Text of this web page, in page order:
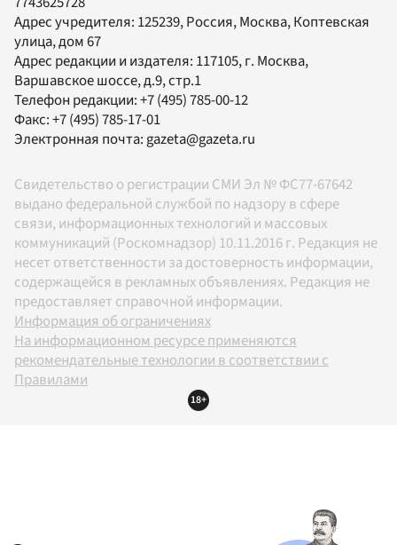
Адрес учредителя: 125239, Россия, Москва, Коптевская
улица, дом 67
Адрес редакции и издателя: 117105, г. Москва,
Варшавское шоссе, д.9, стр.1
Телефон редакции:+7 (495) 785-00-12
Факс:+7 (495) 785-17-01
Электронная почта: gazeta@gazeta.ru
Свидетельство о регистрации СМИ Эл № ФС77-67642
выдано федеральной службой по надзору в сфере
связи, информационных технологий и массовых
коммуникаций (Роскомнадзор) 10.11.2016 г. Редакция не
несет ответственности за достоверность информации,
содержащейся в рекламных объявлениях. Редакция не
предоставляет справочной информации.
Информация об ограничениях
На информационном ресурсе применяются
рекомендательные технологии в соответствии с
Правилами
18+